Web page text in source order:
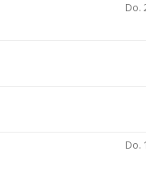
Do.
Do.